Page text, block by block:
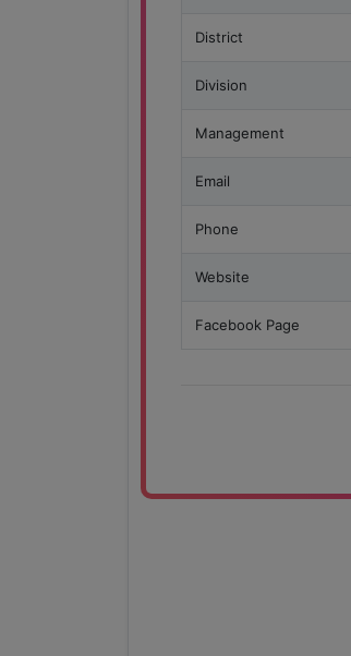
District
Division
Management
Email
Phone
Website
Facebook Page